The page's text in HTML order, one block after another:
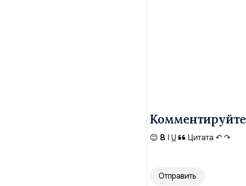
Комментируйте
😊 B I U Цитата ↶ ↷
Отправить